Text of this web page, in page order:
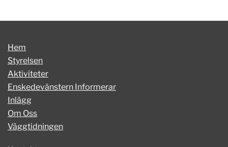
Hem
Styrelsen
Aktiviteter
Enskedevänstern Informerar
Inlägg
Om Oss
Väggtidningen